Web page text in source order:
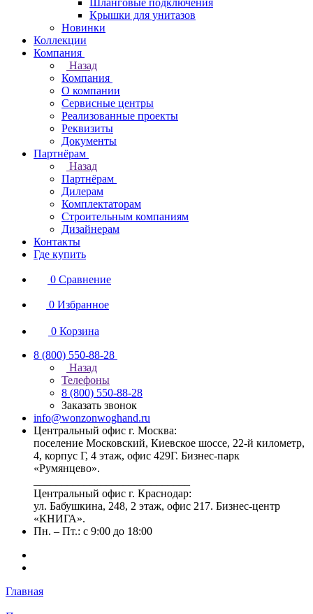
Шланговые подключения
Крышки для унитазов
Новинки
Коллекции
Компания
Назад
Компания
О компании
Сервисные центры
Реализованные проекты
Реквизиты
Документы
Партнёрам
Назад
Партнёрам
Дилерам
Комплектаторам
Строительным компаниям
Дизайнерам
Контакты
Где купить
0 Сравнение
0 Избранное
0 Корзина
8 (800) 550-88-28
Назад
Телефоны
8 (800) 550-88-28
Заказать звонок
info@wonzonwoghand.ru
Центральный офис г. Москва:
поселение Московский, Киевское шоссе, 22-й километр,
4, корпус Г, 4 этаж, офис 429Г. Бизнес-парк
«Румянцево».
Центральный офис г. Краснодар:
ул. Бабушкина, 248, 2 этаж, офис 217. Бизнес-центр
«КНИГА».
Пн. – Пт.: с 9:00 до 18:00
Главная